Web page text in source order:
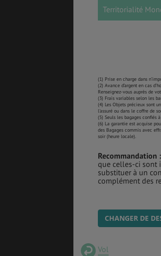
Territorialité
(1) Prise en charge dans
(2) Avance d’argent en cas
Renseignez-vous auprès de
(3) Frais variables selon les
(4) Les Objets précieux sont
l'assuré ou dans le coffre de
(5) Seuls les bagages confiés
(6) La garantie est acquise
des Bagages commis avec
soir (heure locale).
Recommandation :
que celles-ci sont
substituer à un
complément des
CHANGER DE
Vol